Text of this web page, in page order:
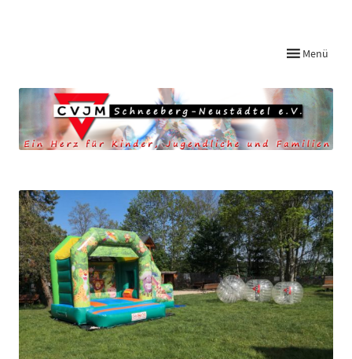
Menü